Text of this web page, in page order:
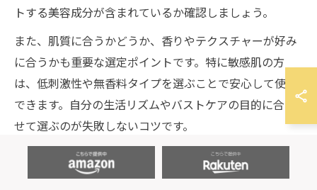
トする美容成分が含まれているか確認しましょう。
また、肌質に合うかどうか、香りやテクスチャーが好み
に合うかも重要な選定ポイントです。特に敏感肌の方
は、低刺激性や無香料タイプを選ぶことで安心して使用
できます。自分の生活リズムやバストケアの目的に合わ
せて選ぶのが失敗しないコツです。
さらに、継続して使いやすい価格や内容量も考慮しまし
ょう。実際に使った人の口コミや、毎日続けやすい使用